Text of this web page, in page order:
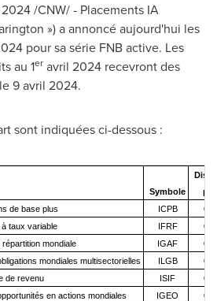
/CNW/ - Placements IA
») a annoncé aujourd'hui les
pour sa série FNB active. Les
au 1er avril 2024 recevront des
9 avril 2024.
sont indiquées ci-dessous :
Symbole
de base plus
ICPB
taux variable
IFRF
mondiale
IGAF
mondiales multisectorielles
ILGB
de revenu
ISIF
en actions mondiales
IGEO